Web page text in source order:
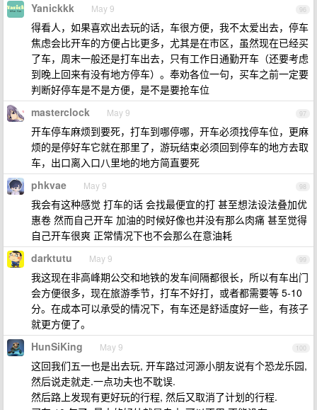
96
Yanickkk May 9
得看人，如果喜欢出去玩的话，车很方便，我不太爱出去，停车
焦虑会比开车的方便占比更多，尤其是在市区，虽然现在已经买
了车，周末一般还是打车出去，只有工作日通勤开车（还要考虑
到晚上回来有没有地方停车）。奉劝各位一句，买车之前一定要
判断好停车是不是方便，是不是要抢车位
97
masterclock May 9
开车停车麻烦到要死，打车到哪停哪，开车必须找停车位，更麻
烦的是停好车它就在那里了，游玩结束必须回到停车的地方去取
车，出口离入口八里地的地方简直要死
98
phkvae May 9
我会有这种感觉 打车的话 会找最便宜的打 甚至想法设法叠加优
惠卷 然而自己开车 加油的时候好像也并没有那么肉痛 甚至觉得
自己开车很爽 正常情况下也不会那么在意油耗
99
darktutu May 9
我这现在非高峰期公交和地铁的发车间隔都很长，所以有车出门
会方便很多，现在旅游季节，打车不好打，或者都需要等 5-10
分。在成本可以承受的情况下，有车还是舒适度好一些，有孩子
就更方便了。
100
HunSiKing May 9
这回我们五一也是出去玩, 开车路过河源小朋友说有个恐龙乐园,
然后说走就走.一点功夫也不耽误.
然后路上发现有更好玩的行程, 然后又取消了计划的行程.